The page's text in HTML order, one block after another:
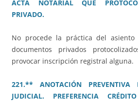
ACTA NOTARIAL QUE
PRIVADO.
No procede la práctica del asiento
documentos privados
provocar inscripción registral alguna.
221.** ANOTACIÓN PREVENTIVA
JUDICIAL. PREFERENCIA